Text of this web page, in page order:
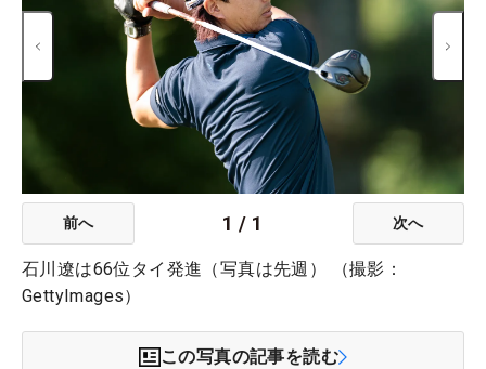
前へ 1 / 1 次へ
石川遼は66位タイ発進（写真は先週） （撮影：
GettyImages）
この写真の記事を読む